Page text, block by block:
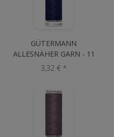
GÜTERMANN
ALLESNÄHER GARN - 11
Marine
3,32 € *